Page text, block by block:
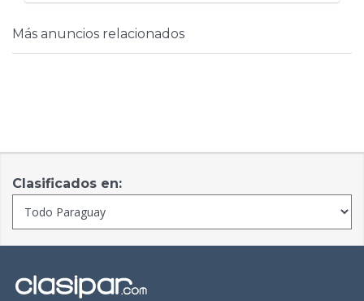
Más anuncios relacionados
Clasificados en: